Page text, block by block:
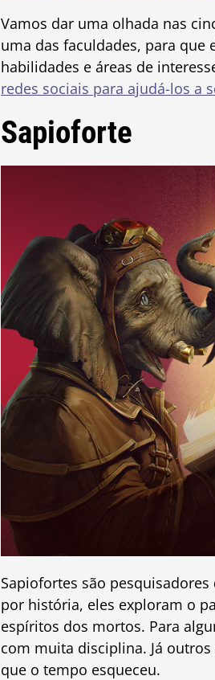
Vamos dar uma olhada nas
uma das faculdades, para que
habilidades e áreas de
redes sociais para ajudá-los a
Sapioforte
Sapiofortes são
por história, eles exploram o
espíritos dos mortos. Para
com muita disciplina. Já
que o tempo esqueceu.